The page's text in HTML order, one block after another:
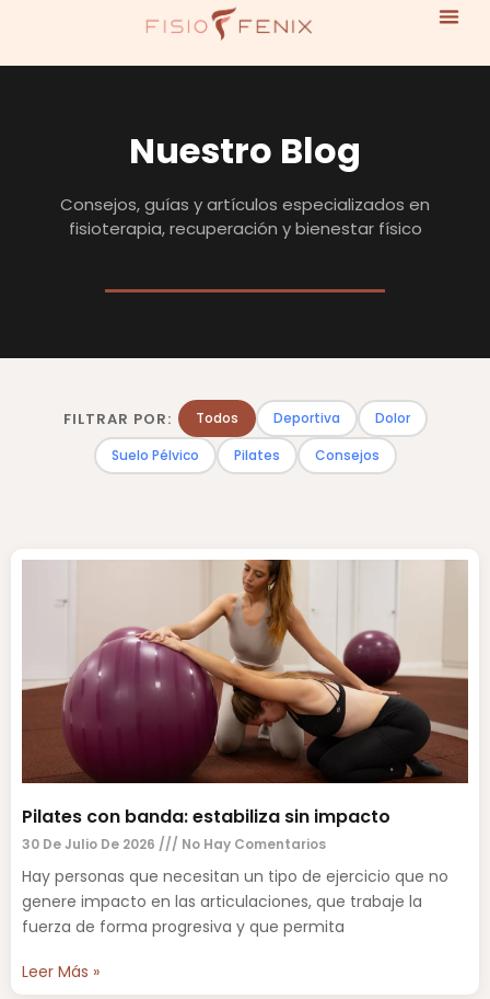
Nuestro Blog
Consejos, guías y artículos especializados en
fisioterapia, recuperación y bienestar físico
FILTRAR POR: Todos Deportiva
Dolor
Suelo Pélvico
Pilates Consejos
Pilates con banda: estabiliza sin impacto
30 De Julio De 2026 No Hay Comentarios
Hay personas que necesitan un tipo de ejercicio que no
genere impacto en las articulaciones, que trabaje la
fuerza de forma progresiva y que permita
Leer Más »